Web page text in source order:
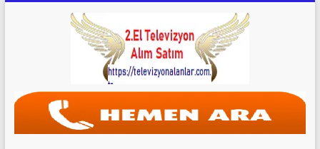
Televizyon
Alanlar